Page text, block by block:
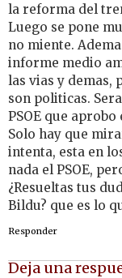
la reforma del
Luego se pone
no miente.
informe medio
las vias y demas,
son politicas.
PSOE que
Solo hay que
intenta, esta en
nada el PSOE,
¿Resueltas tus
Bildu? que es lo
Responder
Deja una